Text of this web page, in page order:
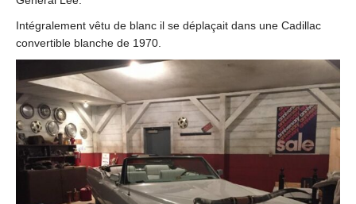
Intégralement vêtu de blanc il se déplaçait dans une Cadillac
convertible blanche de 1970.